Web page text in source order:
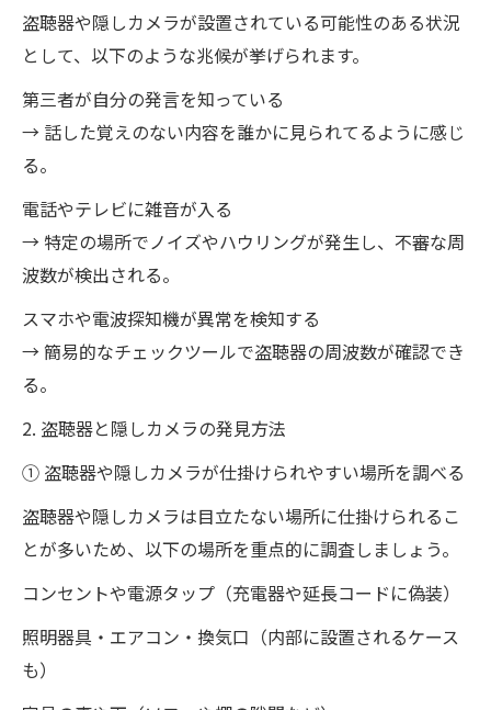
盗聴器や隠しカメラが設置されている可能性のある状況
として、以下のような兆候が挙げられます。
第三者が自分の発言を知っている
→ 話した覚えのない内容を誰かに見られてるように感じ
る。
電話やテレビに雑音が入る
→ 特定の場所でノイズやハウリングが発生し、不審な周
波数が検出される。
スマホや電波探知機が異常を検知する
→ 簡易的なチェックツールで盗聴器の周波数が確認でき
る。
2. 盗聴器と隠しカメラの発見方法
① 盗聴器や隠しカメラが仕掛けられやすい場所を調べる
盗聴器や隠しカメラは目立たない場所に仕掛けられるこ
とが多いため、以下の場所を重点的に調査しましょう。
コンセントや電源タップ（充電器や延長コードに偽装）
照明器具・エアコン・換気口（内部に設置されるケース
も）